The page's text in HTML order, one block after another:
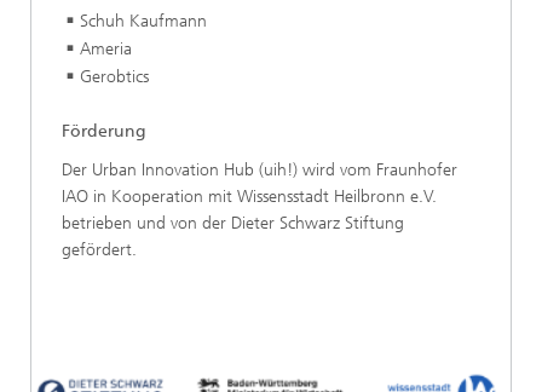
Schuh Kaufmann
Ameria
Gerobtics
Förderung
Der Urban Innovation Hub (uih!) wird vom Fraunhofer
IAO in Kooperation mit Wissensstadt Heilbronn e.V.
betrieben und von der Dieter Schwarz Stiftung
gefördert.